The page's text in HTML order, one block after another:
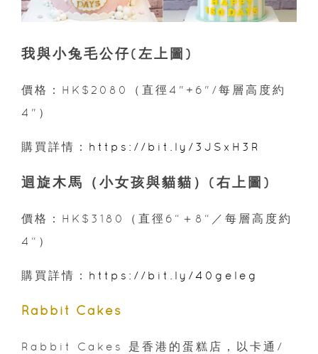
我與小兔毛公仔(左上圖)
價格：HK$2080（直徑4"+6"/每層高度約
4"）
購買詳情： https://bit.ly/3JSxH3R
迴旋木馬（小女孩與貓貓）(右上圖)
價格：HK$3180（直徑6“＋8“／每層高度約
4“）
購買詳情： https://bit.ly/40geleg
Rabbit Cakes
Rabbit Cakes 是香港的蛋糕店，以卡通/